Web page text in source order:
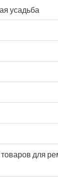
усадьба
товаров для